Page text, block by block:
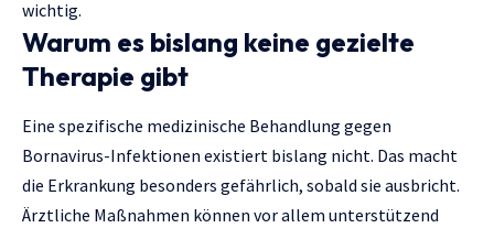
wichtig.
Warum es bislang keine gezielte
Therapie gibt
Eine spezifische medizinische Behandlung gegen
Bornavirus-Infektionen existiert bislang nicht. Das macht
die Erkrankung besonders gefährlich, sobald sie ausbricht.
Ärztliche Maßnahmen können vor allem unterstützend